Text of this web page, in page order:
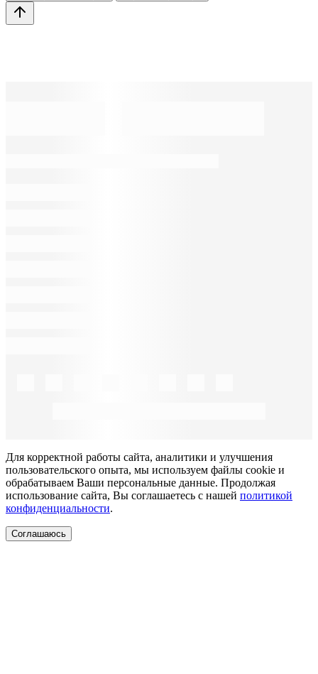
Для корректной работы сайта, аналитики и улучшения
пользовательского опыта, мы используем файлы cookie и
обрабатываем Ваши персональные данные. Продолжая
использование сайта, Вы соглашаетесь с нашей политикой
конфиденциальности.
Соглашаюсь